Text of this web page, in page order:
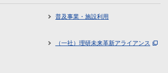
普及事業・施設利用
（一社）理研未来革新アライアンス